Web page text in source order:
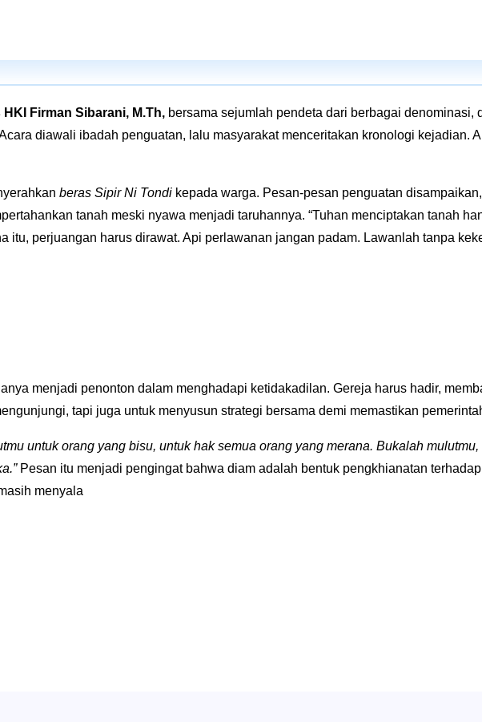
HKI Firman Sibarani, M.Th, bersama sejumlah pendeta dari berbagai denominasi,
diawali ibadah penguatan, lalu masyarakat menceritakan kronologi kejadian.
beras Sipir Ni Tondi kepada warga. Pesan-pesan penguatan
tanah meski nyawa menjadi taruhannya. “Tuhan menciptakan tanah
itu, perjuangan harus dirawat. Api perlawanan jangan padam. Lawanlah tanpa
menjadi penonton dalam menghadapi ketidakadilan. Gereja harus hadir,
tapi juga untuk menyusun strategi bersama demi memastikan
untuk orang yang bisu, untuk hak semua orang yang merana. Bukalah
Pesan itu menjadi pengingat bahwa diam adalah bentuk pengkhianatan
menyala